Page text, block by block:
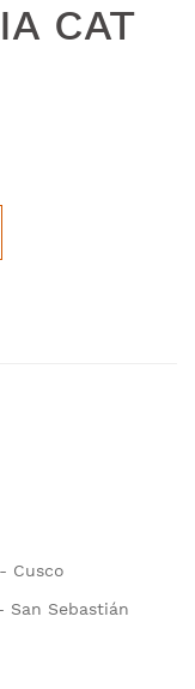
CAT
Cusco
San Sebastián